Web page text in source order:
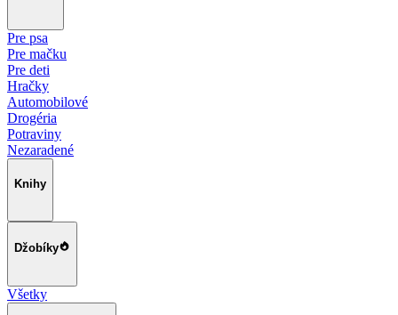
Pre psa
Pre mačku
Pre deti
Hračky
Automobilové
Drogéria
Potraviny
Nezaradené
Knihy
Džobíky
Všetky